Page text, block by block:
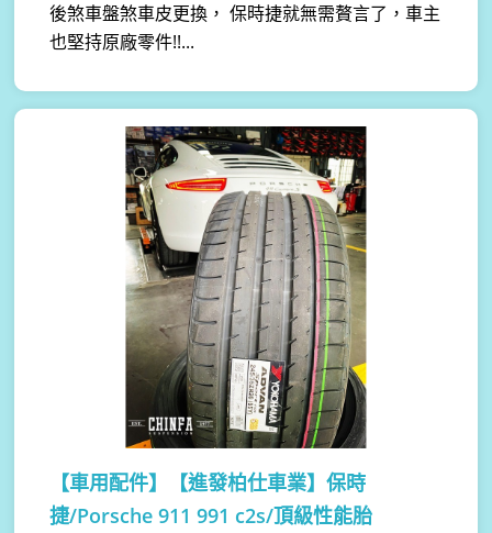
後煞車盤煞車皮更換， 保時捷就無需贅言了，車主
也堅持原廠零件!!...
【車用配件】
【進發柏仕車業】保時
捷/Porsche 911 991 c2s/頂級性能胎